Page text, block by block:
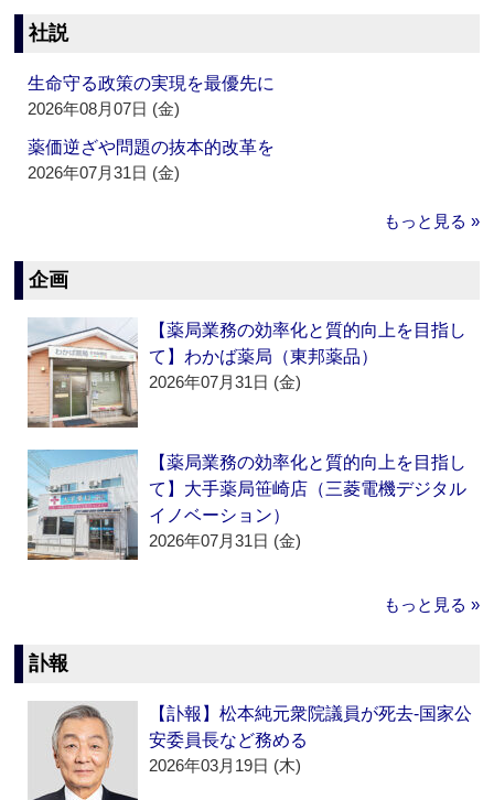
社説
生命守る政策の実現を最優先に
2026年08月07日 (金)
薬価逆ざや問題の抜本的改革を
2026年07月31日 (金)
もっと見る »
企画
【薬局業務の効率化と質的向上を目指し
て】わかば薬局（東邦薬品）
2026年07月31日 (金)
【薬局業務の効率化と質的向上を目指し
て】大手薬局笹崎店（三菱電機デジタル
イノベーション）
2026年07月31日 (金)
もっと見る »
訃報
【訃報】松本純元衆院議員が死去‐国家公
安委員長など務める
2026年03月19日 (木)